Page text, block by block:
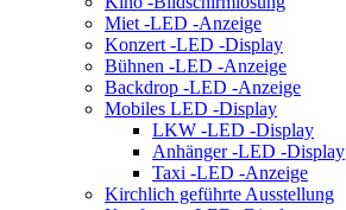
Miet -LED -Anzeige
Konzert -LED -Display
Bühnen -LED -Anzeige
Backdrop -LED -Anzeige
Mobiles LED -Display
LKW -LED -Display
Anhänger -LED -Display
Taxi -LED -Anzeige
Kirchlich geführte Ausstellung